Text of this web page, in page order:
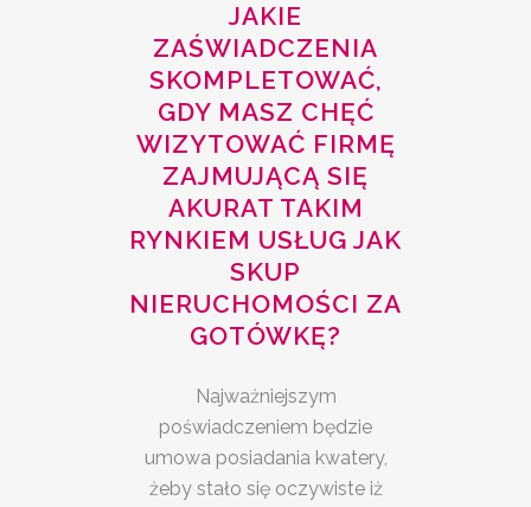
JAKIE
ZAŚWIADCZENIA
SKOMPLETOWAĆ,
GDY MASZ CHĘĆ
WIZYTOWAĆ FIRMĘ
ZAJMUJĄCĄ SIĘ
AKURAT TAKIM
RYNKIEM USŁUG JAK
SKUP
NIERUCHOMOŚCI ZA
GOTÓWKĘ?
Najważniejszym
poświadczeniem będzie
umowa posiadania kwatery,
żeby stało się oczywiste iż